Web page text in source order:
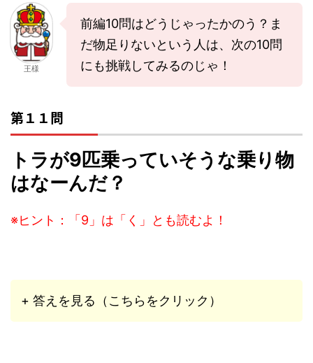
王様
前編10問はどうじゃったかのう？ま
だ物足りないという人は、次の10問
にも挑戦してみるのじゃ！
第１１問
トラが9匹乗っていそうな乗り物
はなーんだ？
※ヒント：「9」は「く」とも読むよ！
+ 答えを見る（こちらをクリック）